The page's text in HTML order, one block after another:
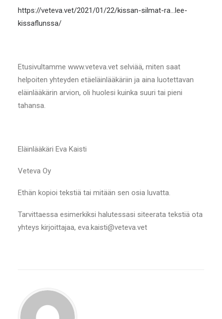
https://veteva.vet/2021/01/22/kissan-silmat-ra…lee-
kissaflunssa/
Etusivultamme www.veteva.vet selviää, miten saat
helpoiten yhteyden etäeläinlääkäriin ja aina luotettavan
eläinlääkärin arvion, oli huolesi kuinka suuri tai pieni
tahansa.
Eläinlääkäri Eva Kaisti
Veteva Oy
Ethän kopioi tekstiä tai mitään sen osia luvatta.
Tarvittaessa esimerkiksi halutessasi siteerata tekstiä ota
yhteys kirjoittajaa, eva.kaisti@veteva.vet